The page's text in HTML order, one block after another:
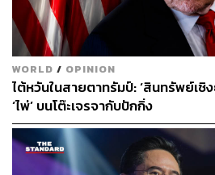
ABOUT THE
ดำรงเกียรติ ม
Content Creator
WORLD / OPINION
ไต้หวันในสายตาทรัมป์: ‘สินทรัพย์เชิ
‘ไพ่’ บนโต๊ะเจรจากับปักกิ่ง